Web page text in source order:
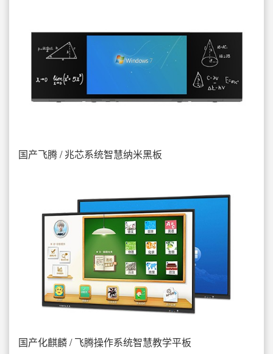
国产飞腾 / 兆芯系统智慧纳米黑板
国产化麒麟 / 飞腾操作系统智慧教学平板